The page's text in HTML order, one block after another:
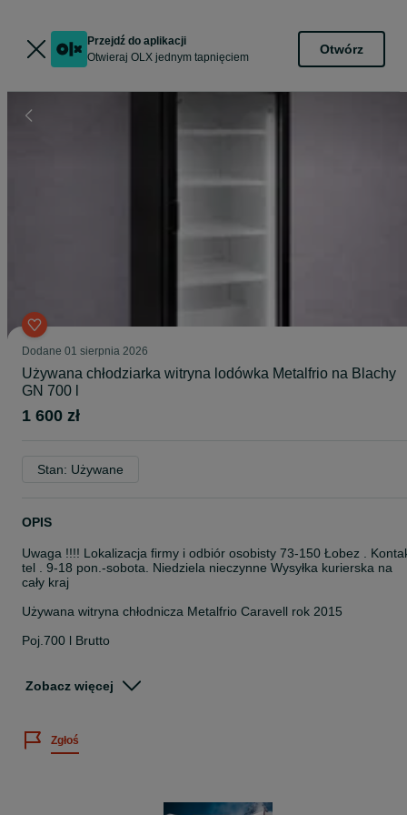
Przejdź do aplikacji
Otwieraj OLX jednym tapnięciem
Otwórz
Dodane 01 sierpnia 2026
Używana chłodziarka witryna lodówka Metalfrio na Blachy
GN 700 l
1 600 zł
Stan: Używane
OPIS
Uwaga !!!! Lokalizacja firmy i odbiór osobisty 73-150 Łobez .
tel . 9-18 pon.-sobota. Niedziela nieczynne Wysyłka kurierska na
cały kraj
Używana witryna chłodnicza Metalfrio Caravell rok 2015
Poj.700 l Brutto
– wysokość 210 cm
Zobacz więcej
Zgłoś